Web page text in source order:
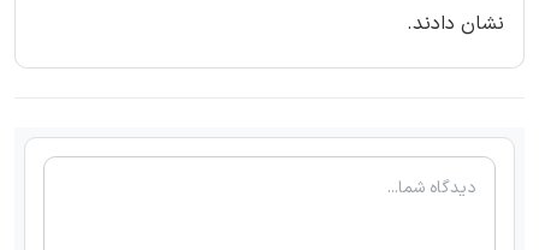
نشان دادند.